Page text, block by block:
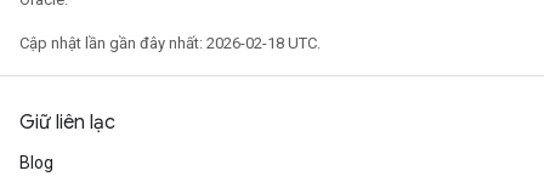
Cập nhật lần gần đây nhất: 2026-02-18 UTC.
Giữ liên lạc
Blog